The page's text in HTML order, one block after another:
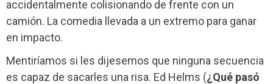
accidentalmente colisionando de frente con un
camión. La comedia llevada a un extremo para ganar
en impacto.
Mentiríamos si les dijesemos que ninguna secuencia
es capaz de sacarles una risa. Ed Helms (¿Qué pasó